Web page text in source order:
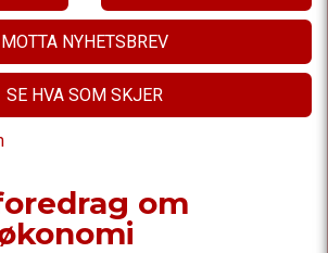
MOTTA NYHETSBREV
SE HVA SOM SKJER
om